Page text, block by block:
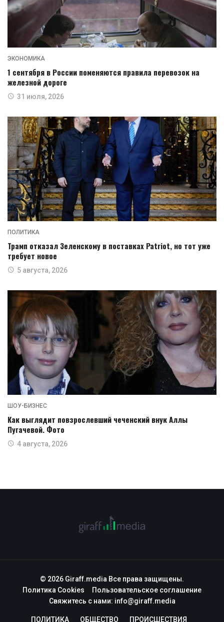
ЭКОНОМИКА
1 сентября в России поменяются правила перевозок на
железной дороге
31 июля, 2026
ПОЛИТИКА
Трамп отказал Зеленскому в поставках Patriot, но тот уже
требует новое
5 августа, 2026
ШОУ-БИЗНЕС
Как выглядит повзрослевший чеченский внук Аллы
Пугачевой. Фото
4 августа, 2026
© 2026 Giraff.media Все права защищены.
Политика Cookies
Пользовательское соглашение
Свяжитесь с нами: info@giraff.media
ПОЛИТИКА ОБЩЕСТВО ПРОИСШЕСТВИЯ